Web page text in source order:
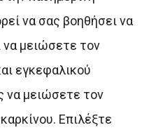
να σας βοηθήσει να
να μειώσετε τον
εγκεφαλικού
να μειώσετε τον
Επιλέξτε